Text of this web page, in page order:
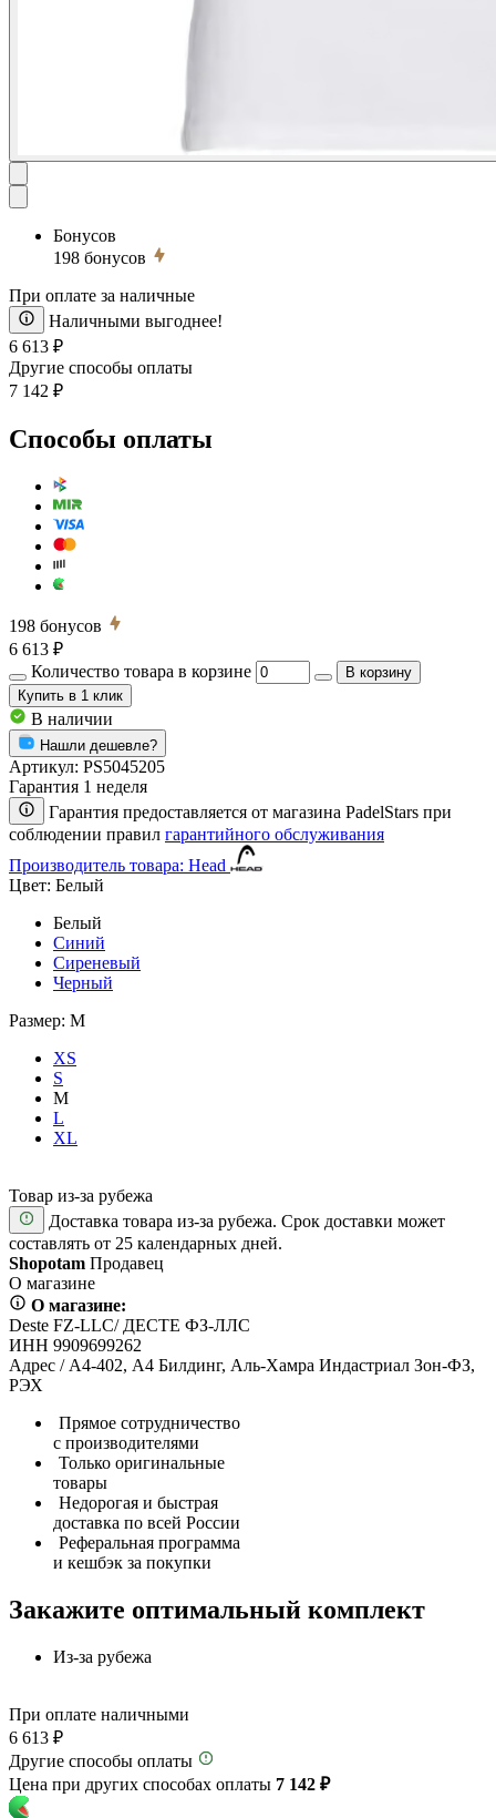
Бонусов
198 бонусов
При оплате за наличные
Наличными выгоднее!
6 613 ₽
Другие способы оплаты
7 142 ₽
Способы оплаты
198 бонусов
6 613 ₽
Количество товара в корзине
В корзину
Купить в 1 клик
В наличии
Нашли дешевле?
Артикул: PS5045205
Гарантия 1 неделя
Гарантия предоставляется от магазина PadelStars при
соблюдении правил гарантийного обслуживания
Производитель товара: Head
Цвет: Белый
Белый
Синий
Сиреневый
Черный
Размер: M
XS
S
M
L
XL
Товар из-за рубежа
Доставка товара из-за рубежа. Срок доставки может
составлять от 25 календарных дней.
Shopotam Продавец
О магазине
О магазине:
Deste FZ-LLC/ ДЕСТЕ ФЗ-ЛЛС
ИНН 9909699262
Адрес / А4-402, А4 Билдинг, Аль-Хамра Индастриал Зон-ФЗ,
РЭХ
Прямое сотрудничество
с производителями
Только оригинальные
товары
Недорогая и быстрая
доставка по всей России
Реферальная программа
и кешбэк за покупки
Закажите оптимальный комплект
Из-за рубежа
При оплате наличными
6 613 ₽
Другие способы оплаты
Цена при других способах оплаты 7 142 ₽